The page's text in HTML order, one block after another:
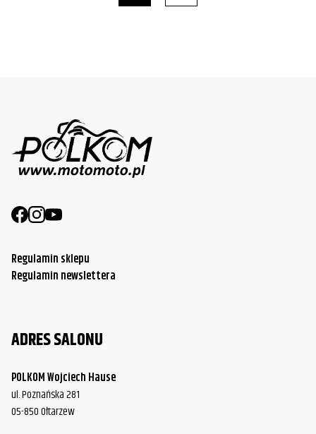
Regulamin sklepu
Regulamin newslettera
ADRES SALONU
POLKOM Wojciech Hause
ul. Poznańska 281
05-850 Ołtarzew